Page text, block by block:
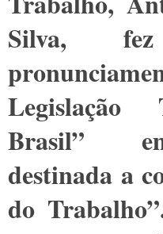
Silva, fez
Legislação
Brasil”
destinada a
do